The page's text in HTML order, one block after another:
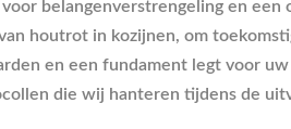
belangenverstrengeling en
houtrot in kozijnen, om
en een fundament legt voor
die wij hanteren tijdens de